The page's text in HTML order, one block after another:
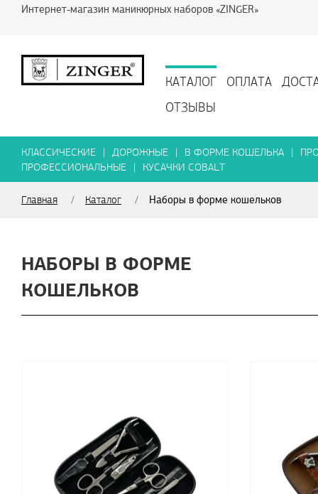
Интернет-магазин маникюрных наборов «ZINGER»
КАТАЛОГ ОПЛАТА
ОТЗЫВЫ
КЛАССИЧЕСКИЕ | ДОРОЖНЫЕ | В ФОРМЕ КОШЕЛЬКА |
ПРОФЕССИОНАЛЬНЫЕ
| КУСАЧКИ COBALT
Главная / Каталог / Наборы в форме кошельков
НАБОРЫ В ФОРМЕ
КОШЕЛЬКОВ